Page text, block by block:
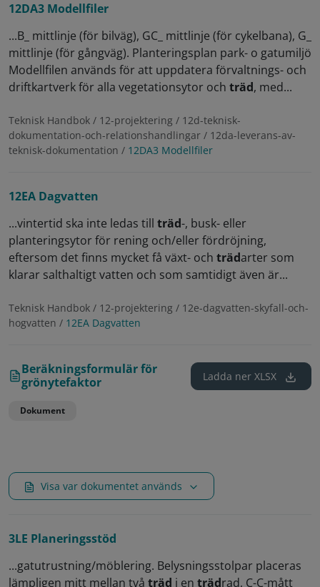
12DA3 Modellfiler
...B_ mittlinje (för bilväg), GC_ mittlinje (för cykelbana), G_
mittlinje (för gångväg). Planteringsplan park- o gatumiljö
Modellfilen används för att uppdatera förvaltnings- och
driftkartverk för alla vegetationsytor och träd, med...
Teknisk Handbok / 12-projektering / 12d-teknisk-
dokumentation-och-relationshandlingar / 12da-leverans-av-
teknisk-dokumentation / 12DA3 Modellfiler
12EA Dagvatten
...vintertid ska inte ledas till träd-, busk- eller
planteringsytor för rening och/eller fördröjning,
eftersom det finns mycket få växt- och trädarter som
klarar salthaltigt vatten och som samtidigt även är...
Teknisk Handbok / 12-projektering / 12e-dagvatten-skyfall-och-
hogvatten / 12EA Dagvatten
Beräkningsformulär för
grönytefaktor
Dokument
Ladda ner XLSX
Visa var dokumentet används
3LE Planeringsstöd
...gatutrustning/möblering. Belysningsstolpar placeras
lämpligen mitt mellan två träd i en trädrad, C-C-mått